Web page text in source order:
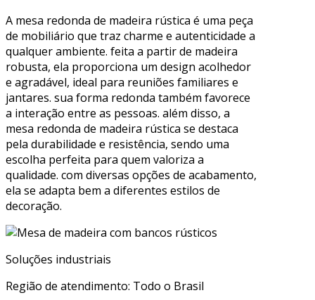
A mesa redonda de madeira rústica é uma peça
de mobiliário que traz charme e autenticidade a
qualquer ambiente. feita a partir de madeira
robusta, ela proporciona um design acolhedor
e agradável, ideal para reuniões familiares e
jantares. sua forma redonda também favorece
a interação entre as pessoas. além disso, a
mesa redonda de madeira rústica se destaca
pela durabilidade e resistência, sendo uma
escolha perfeita para quem valoriza a
qualidade. com diversas opções de acabamento,
ela se adapta bem a diferentes estilos de
decoração.
Soluções industriais
Região de atendimento: Todo o Brasil